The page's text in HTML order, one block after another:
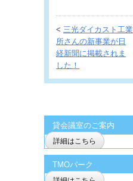
< 三光ダイカスト工業
所さんの新事業が日
経新聞に掲載されま
した！
貸会議室のご案内
詳細はこちら
TMOパーク